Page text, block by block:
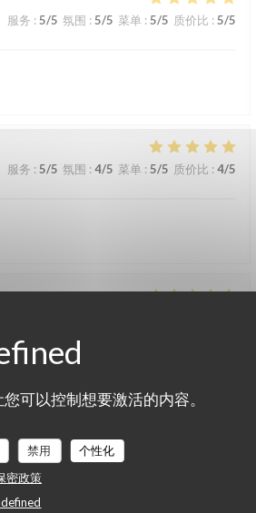
可以控制想要激活的内容。
禁用
个性化
密政策
服务 : 5/5 氛围 : 5/5 菜单: 5/5 质价比 : 5/5
服务 : 5/5 氛围 : 4/5 菜单: 5/5 质价比 : 4/5
complète,… Une soirée en couple